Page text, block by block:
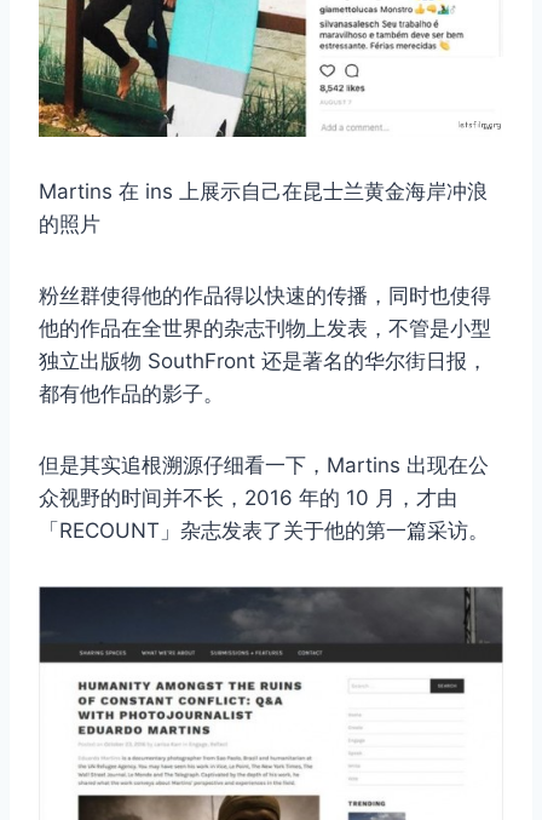
Martins 在 ins 上展示自己在昆士兰黄金海岸冲浪
的照片
粉丝群使得他的作品得以快速的传播，同时也使得
他的作品在全世界的杂志刊物上发表，不管是小型
独立出版物 SouthFront 还是著名的华尔街日报，
都有他作品的影子。
但是其实追根溯源仔细看一下，Martins 出现在公
众视野的时间并不长，2016 年的 10 月，才由
「RECOUNT」杂志发表了关于他的第一篇采访。